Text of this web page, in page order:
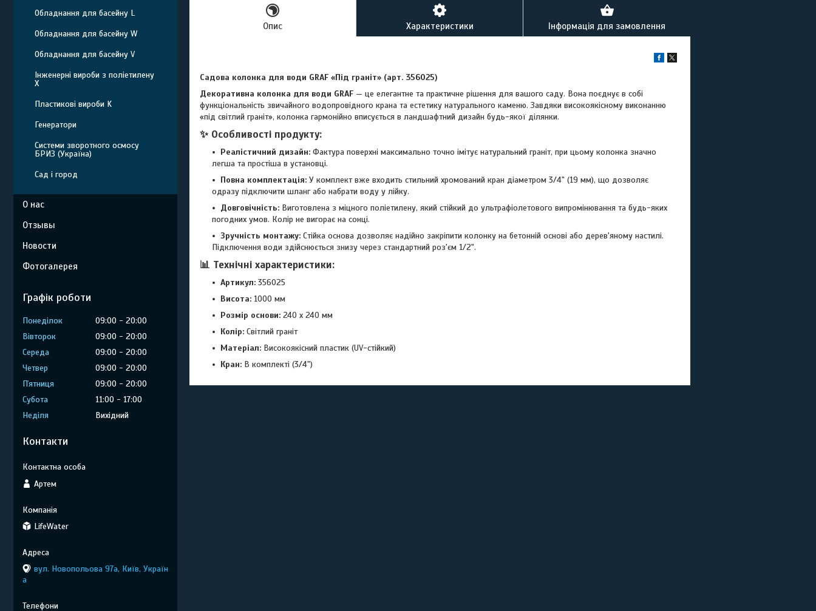
Опис Характеристики Інформація для замовлення
Садова колонка для води GRAF «Під граніт» (арт. 356025)
Декоративна колонка для води GRAF — це елегантне та практичне рішення для вашого саду. Вона поєднує в собі
функціональність звичайного водопровідного крана та естетику натурального каменю. Завдяки високоякісному виконанню
«під світлий граніт», колонка гармонійно вписується в ландшафтний дизайн будь-якої ділянки.
✨ Особливості продукту:
Реалістичний дизайн: Фактура поверхні максимально точно імітує натуральний граніт, при цьому колонка значно
легша та простіша в установці.
Повна комплектація: У комплект вже входить стильний хромований кран діаметром 3/4" (19 мм), що дозволяє
одразу підключити шланг або набрати воду у лійку.
Довговічність: Виготовлена з міцного поліетилену, який стійкий до ультрафіолетового випромінювання та будь-яких
погодних умов. Колір не вигорає на сонці.
Зручність монтажу: Стійка основа дозволяє надійно закріпити колонку на бетонній основі або дерев'яному настилі.
Підключення води здійснюється знизу через стандартний роз'єм 1/2".
📊 Технічні характеристики:
Артикул: 356025
Висота: 1000 мм
Розмір основи: 240 x 240 мм
Колір: Світлий граніт
Матеріал: Високоякісний пластик (UV-стійкий)
Кран: В комплекті (3/4")
Обладнання для басейну L
Обладнання для басейну W
Обладнання для басейну V
Інженерні вироби з поліетилену
Х
Пластикові вироби K
Генератори
Системи зворотного осмосу
БРИЗ (Україна)
Сад і город
О нас
Отзывы
Новости
Фотогалерея
Графік роботи
Понеділок 09:00
20:00
Вівторок
09:00
20:00
Середа
09:00
20:00
Четвер
09:00
20:00
Пʼятниця
09:00
20:00
Субота
11:00
17:00
Неділя
Вихідний
Контакти
Артем
LifeWater
вул. Новопольова 97а, Київ, Україн
а